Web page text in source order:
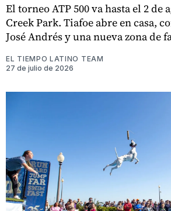
El torneo ATP 500 va hasta el 2 de
Creek Park. Tiafoe abre en casa,
José Andrés y una nueva zona de
EL TIEMPO LATINO TEAM
27 de julio de 2026